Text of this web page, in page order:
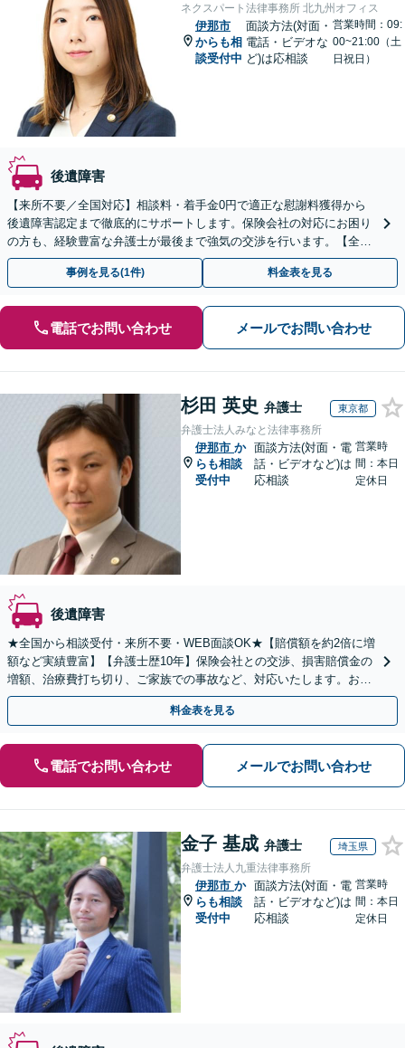
ネクスパート法律事務所 北九州オフィス
伊那市
からも相
談受付中
面談方法(対面・
電話・ビデオな
ど)は応相談
営業時間：09:
00~21:00（土
日祝日）
後遺障害
【来所不要／全国対応】相談料・着手金0円で適正な慰謝料獲得から
後遺障害認定まで徹底的にサポートします。保険会社の対応にお困り
の方も、経験豊富な弁護士が最後まで強気の交渉を行います。【全国
13拠点】お気軽にご相談ください。
事例を見る(1件) 料金表を見る
電話でお問い合わせ メールでお問い合わせ
杉田 英史 弁護士 東京都
弁護士法人みなと法律事務所
伊那市 か
らも相談
受付中
面談方法(対面・電
話・ビデオなど)は
応相談
営業時
間：本日
定休日
後遺障害
★全国から相談受付・来所不要・WEB面談OK★【賠償額を約2倍に増
額など実績豊富】【弁護士歴10年】保険会社との交渉、損害賠償金の
増額、治療費打ち切り、ご家族での事故など、対応いたします。お早
めにご相談ください【初回相談・着手金無料】
料金表を見る
電話でお問い合わせ メールでお問い合わせ
金子 基成 弁護士 埼玉県
弁護士法人九重法律事務所
伊那市 か
らも相談
受付中
面談方法(対面・電
話・ビデオなど)は
応相談
営業時
間：本日
定休日